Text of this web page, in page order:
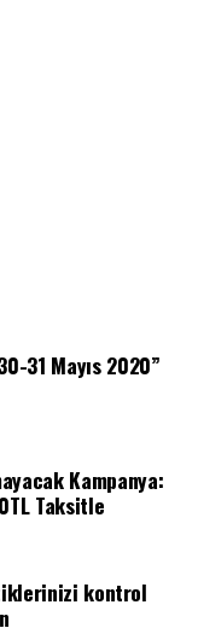
31 Mayıs 2020”
Kampanya:
Taksitle
kontrol